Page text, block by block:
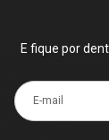
E fique por
E-mail